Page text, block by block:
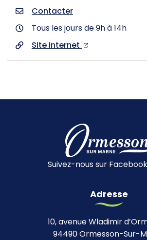
Contacter
Tous les jours de 9h à 14h
Site internet
Suivez-nous sur
Adresse
10, avenue Wladimir
94490 Ormesson-Sur-